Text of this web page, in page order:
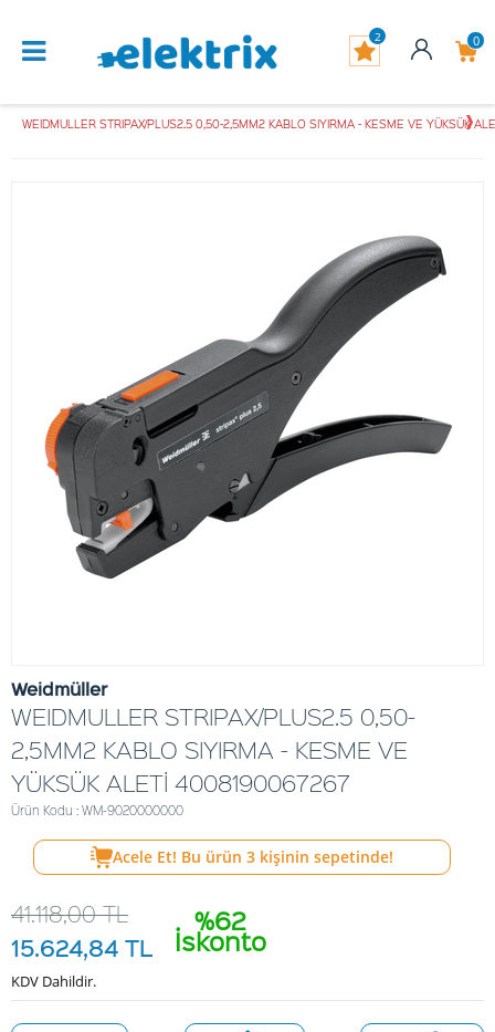
0
2
WEIDMULLER STRIPAX/PLUS2.5 0,50-2,5MM2 KABLO SIYIRMA - KESME VE YÜKSÜK
Weidmüller
WEIDMULLER STRIPAX/PLUS2.5 0,50-
2,5MM2 KABLO SIYIRMA - KESME VE
YÜKSÜK ALETİ 4008190067267
Ürün Kodu : WM-9020000000
Acele Et! Bu ürün 3 kişinin sepetinde!
%62
İskonto
41.118,00TL
15.624,84 TL
KDV Dahildir.